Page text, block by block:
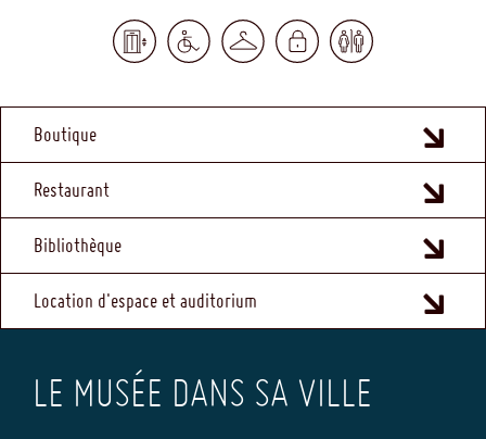
MENU
FOOTER
Boutique
Restaurant
Bibliothèque
Location d'espace et auditorium
LE MUSÉE DANS SA VILLE